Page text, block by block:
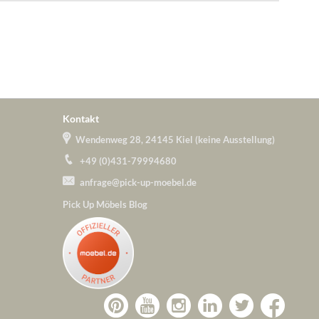
Kontakt
Wendenweg 28, 24145 Kiel (keine Ausstellung)
+49 (0)431-79994680
anfrage@pick-up-moebel.de
Pick Up Möbels Blog
Zu Zu Zu Zu Pick-